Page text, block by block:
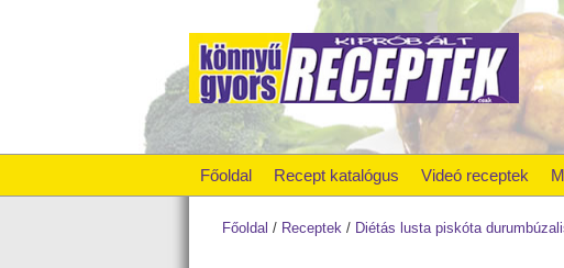
Főoldal Recept katalógus Videó receptek
Főoldal / Receptek / Diétás lusta piskóta